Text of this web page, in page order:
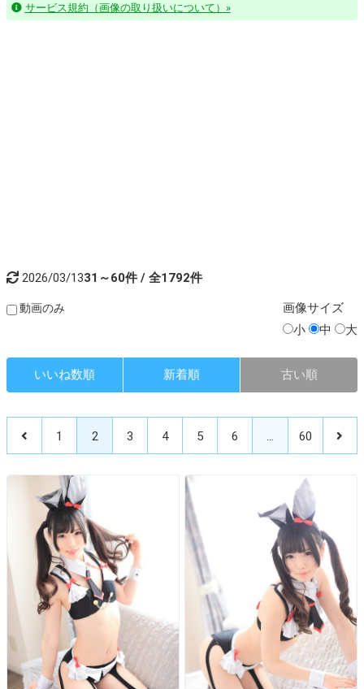
サービス規約（画像の取り扱いについて）»
2026/03/1331～60件 / 全1792件
動画のみ 画像サイズ
小
中 大
いいね数順 新着順 古い順
1 2 3 4 5 6 … 60